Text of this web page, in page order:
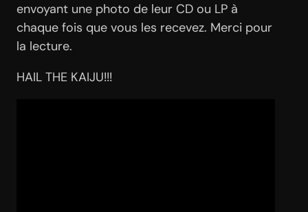
envoyant une photo de leur CD ou LP à
chaque fois que vous les recevez. Merci pour
la lecture.
HAIL THE KAIJU!!!